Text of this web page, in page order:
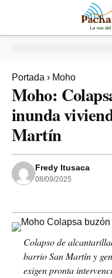
Portada › Moho
Moho:
inunda
Martín
Fredy Itusaca
08/09/2025
Colapso de
barrio San Martín y
exigen pronta